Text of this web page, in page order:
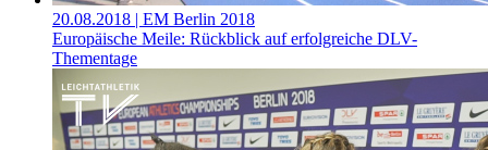
20.08.2018 | EM Berlin 2018
Europäische Meile: Rückblick auf erfolgreiche DLV-
Thementage